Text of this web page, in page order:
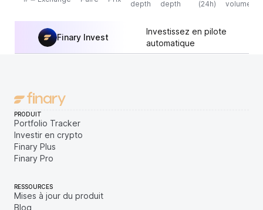
depth
depth
(24h)
volume
Finary Invest
Investissez en pilote
automatique
PRODUIT
Portfolio Tracker
Investir en crypto
Finary Plus
Finary Pro
RESSOURCES
Mises à jour du produit
Blog